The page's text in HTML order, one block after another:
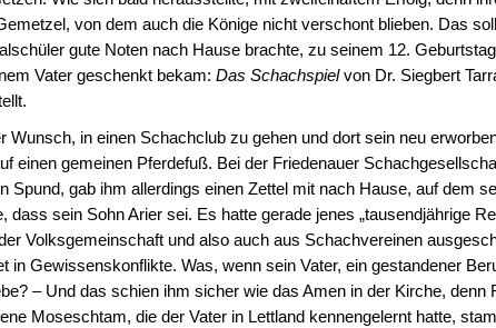
von dem auch die Könige nicht verschont blieben. Das
gute Noten nach Hause brachte, zu seinem 12.
Vater geschenkt bekam: Das Schachspielvon Dr. Siegbert
Wunsch, in einen Schachclub zu gehen und dort sein neu
einen gemeinen Pferdefuß. Bei der Friedenauer
Spund, gab ihm allerdings einen Zettel mit nach Hause, auf dem
dass sein Sohn Arier sei. Es hatte gerade jenes „tausendjährige
Volksgemeinschaft und also auch aus Schachvereinen
in Gewissenskonflikte. Was, wenn sein Vater, ein gestandener
– Und das schien ihm sicher wie das Amen in der Kirche, denn
Moseschtam, die der Vater in Lettland kennengelernt hatte,